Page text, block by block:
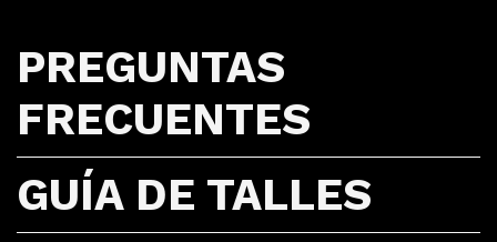
PREGUNTAS
FRECUENTES
GUÍA DE TALLES